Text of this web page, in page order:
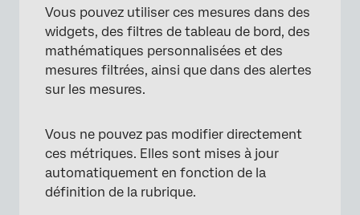
Vous pouvez utiliser ces mesures dans des
widgets, des filtres de tableau de bord, des
mathématiques personnalisées et des
mesures filtrées, ainsi que dans des alertes
sur les mesures.
Vous ne pouvez pas modifier directement
ces métriques. Elles sont mises à jour
automatiquement en fonction de la
définition de la rubrique.